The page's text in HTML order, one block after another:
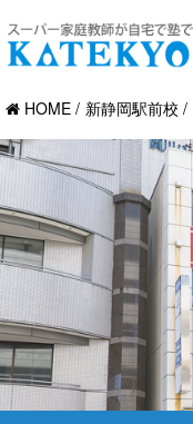
HOME 新静岡駅前校